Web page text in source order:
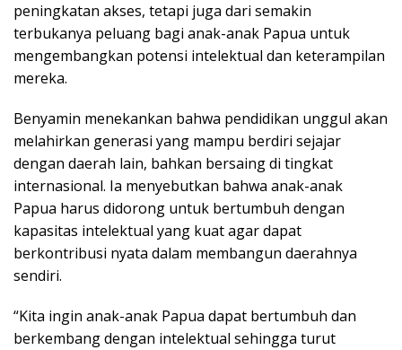
peningkatan akses, tetapi juga dari semakin
terbukanya peluang bagi anak-anak Papua untuk
mengembangkan potensi intelektual dan keterampilan
mereka.
Benyamin menekankan bahwa pendidikan unggul akan
melahirkan generasi yang mampu berdiri sejajar
dengan daerah lain, bahkan bersaing di tingkat
internasional. Ia menyebutkan bahwa anak-anak
Papua harus didorong untuk bertumbuh dengan
kapasitas intelektual yang kuat agar dapat
berkontribusi nyata dalam membangun daerahnya
sendiri.
“Kita ingin anak-anak Papua dapat bertumbuh dan
berkembang dengan intelektual sehingga turut